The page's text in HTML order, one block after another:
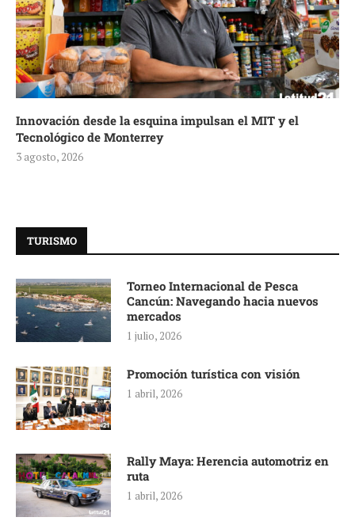
Innovación desde la esquina impulsan el MIT y el
Tecnológico de Monterrey
3 agosto, 2026
TURISMO
Torneo Internacional de Pesca
Cancún: Navegando hacia nuevos
mercados
1 julio, 2026
Promoción turística con visión
1 abril, 2026
Rally Maya: Herencia automotriz en
ruta
1 abril, 2026